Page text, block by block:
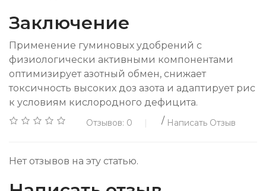
Заключение
Применение гуминовых удобрений с
физиологически активными компонентами
оптимизирует азотный обмен, снижает
токсичность высоких доз азота и адаптирует рис
к условиям кислородного дефицита.
Отзывов: 0 / Написать Отзыв
Нет отзывов на эту статью.